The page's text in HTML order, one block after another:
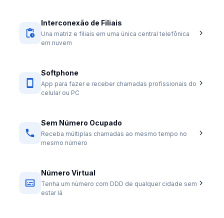
Interconexão de Filiais
Una matriz e filiais em uma única central telefônica
em nuvem
Softphone
App para fazer e receber chamadas profissionais do
celular ou PC
Sem Número Ocupado
Receba múltiplas chamadas ao mesmo tempo no
mesmo número
Número Virtual
Tenha um número com DDD de qualquer cidade sem
estar lá